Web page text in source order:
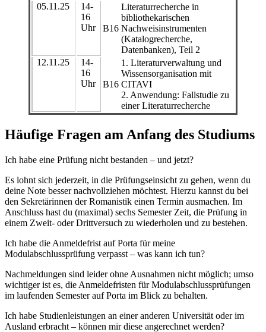
05.11.25
14-
16
Uhr
B16
Literaturrecherche in
bibliothekarischen
Nachweisinstrumenten
(Katalogrecherche,
Datenbanken), Teil 2
12.11.25
14-
16
Uhr
B16
1. Literaturverwaltung und
Wissensorganisation mit
CITAVI
2. Anwendung: Fallstudie zu
einer Literaturrecherche
Häufige Fragen am Anfang des Studiums
Ich habe eine Prüfung nicht bestanden – und jetzt?
Es lohnt sich jederzeit, in die Prüfungseinsicht zu gehen, wenn du
deine Note besser nachvollziehen möchtest. Hierzu kannst du bei
den Sekretärinnen der Romanistik einen Termin ausmachen. Im
Anschluss hast du (maximal) sechs Semester Zeit, die Prüfung in
einem Zweit- oder Drittversuch zu wiederholen und zu bestehen.
Ich habe die Anmeldefrist auf Porta für meine
Modulabschlussprüfung verpasst – was kann ich tun?
Nachmeldungen sind leider ohne Ausnahmen nicht möglich; umso
wichtiger ist es, die Anmeldefristen für Modulabschlussprüfungen
im laufenden Semester auf Porta im Blick zu behalten.
Ich habe Studienleistungen an einer anderen Universität oder im
Ausland erbracht – können mir diese angerechnet werden?